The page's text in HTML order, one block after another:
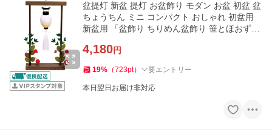
盆提灯 新盆 提灯 お盆飾り モダン お盆 初盆 盆
ちょうちん ミニ コンパクト おしゃれ 初盆用
新盆用 「盆飾り ちりめん盆飾り 笹とほおずき
4,180円
19% （723pt） 要エントリー
本日翌日お届け非対応